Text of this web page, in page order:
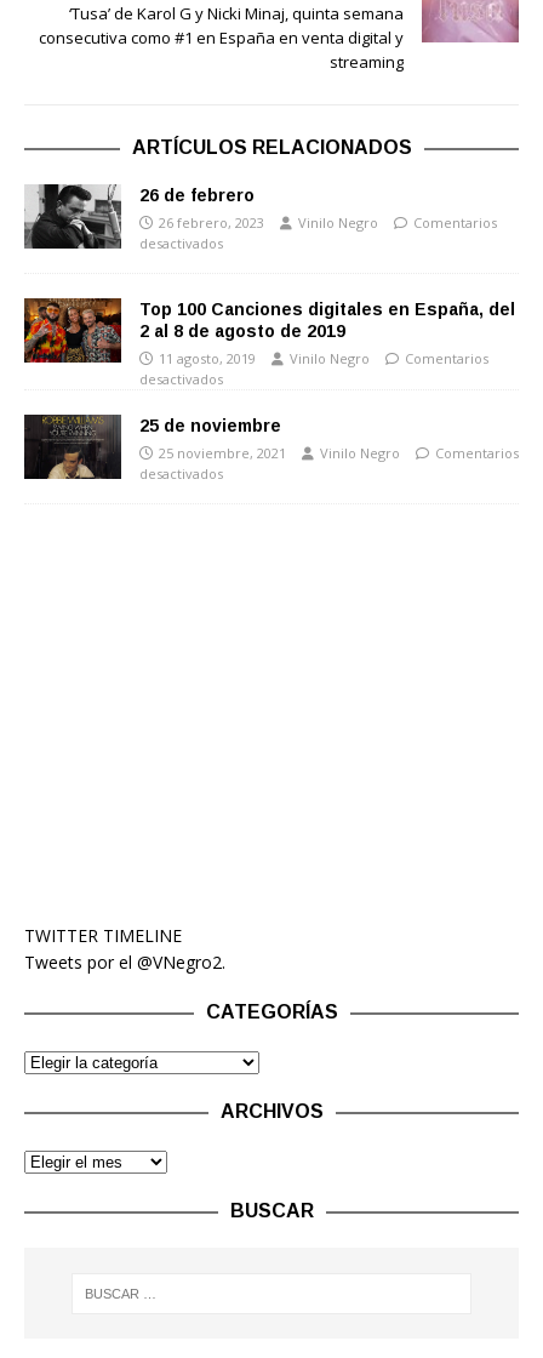
‘Tusa’ de Karol G y Nicki Minaj, quinta semana
consecutiva como #1 en España en venta digital y
streaming
ARTÍCULOS RELACIONADOS
26 de febrero
26 febrero, 2023 Vinilo Negro
Comentarios
desactivados
Top 100 Canciones digitales en España, del
2 al 8 de agosto de 2019
11 agosto, 2019 Vinilo Negro
Comentarios
desactivados
25 de noviembre
25 noviembre, 2021 Vinilo Negro
Comentarios
desactivados
TWITTER TIMELINE
Tweets por el @VNegro2.
CATEGORÍAS
ARCHIVOS
BUSCAR